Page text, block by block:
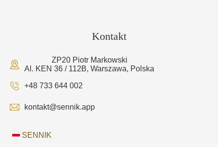
Kontakt
ZP20 Piotr Markowski
Al. KEN 36 / 112B, Warszawa, Polska
+48 733 644 002
kontakt@sennik.app
SENNIK